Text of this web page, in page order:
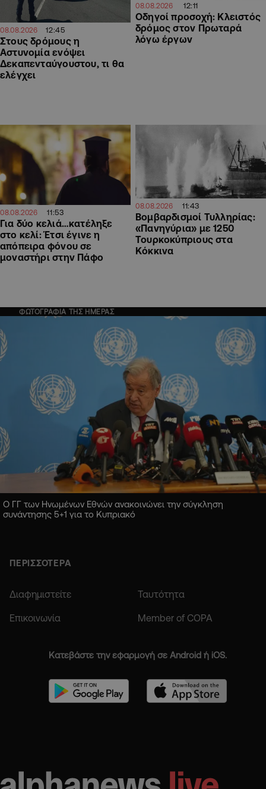
08.08.2026 12:45
Στους δρόμους η
Αστυνομία ενόψει
Δεκαπενταύγουστου, τι θα
ελέγχει
08.08.2026 12:11
Οδηγοί προσοχή: Κλειστός
δρόμος στον Πρωταρά
λόγω έργων
08.08.2026 11:53
Για δύο κελιά…κατέληξε
στο κελί: Έτσι έγινε η
απόπειρα φόνου σε
μοναστήρι στην Πάφο
08.08.2026 11:43
Βομβαρδισμοί Τυλληρίας:
«Πανηγύρια» με 1250
Τουρκοκύπριους στα
Κόκκινα
ΦΩΤΟΓΡΑΦΙΑ ΤΗΣ ΗΜΕΡΑΣ
Ο ΓΓ των Ηνωμένων Εθνών ανακοινώνει την σύγκληση
συνάντησης 5+1 για το Κυπριακό
ΠΕΡΙΣΣΟΤΕΡΑ
Διαφημιστείτε Ταυτότητα
Επικοινωνία Member of COPA
Κατεβάστε την εφαρμογή σε Android ή iOS.